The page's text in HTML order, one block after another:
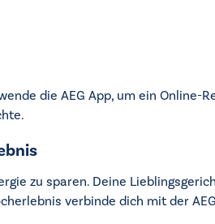
die AEG App, um ein Online-
zu sparen. Deine
verbinde dich mit der